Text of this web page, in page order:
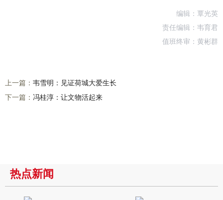
编辑：覃光英
责任编辑：韦育君
值班终审：黄彬群
上一篇： 韦雪明：见证荷城大爱生长
下一篇： 冯桂淳：让文物活起来
热点新闻